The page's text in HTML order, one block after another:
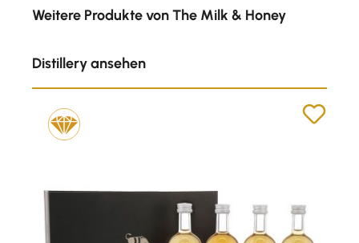
Weitere Produkte von The Milk & Honey
Distillery ansehen